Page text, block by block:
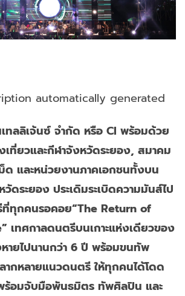
ทลลิเจ้นซ์ จำกัด หรือ CI พร้อมด้วย
เที่ยวและกีฬาจังหวัดระยอง, สมาคม
ด และหน่วยงานภาคเอกชนทั้งบน
วัดระยอง ประเดิมระเบิดความมันส์ไป
ทุกคนรอคอย“The Return of
เทศกาลดนตรีบนเกาะแห่งเดียวของ
ายไปนานกว่า 6 ปี พร้อมขนทัพ
กหลายแนวดนตรี ให้ทุกคนได้โดด
ร้อมจับมือพันธมิตร ทัพศิลปิน และ